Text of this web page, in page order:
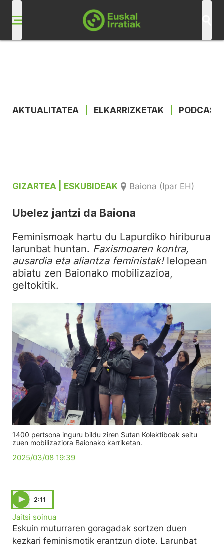
AKTUALITATEA ELKARRIZKETAK
GIZARTEA | ESKUBIDEAK Baiona (Ipar EH)
Ubelez jantzi da Baiona
Feminismoak hartu du Lapurdiko hiriburua
larunbat huntan. Faxismoaren kontra,
ausardia eta aliantza feministak! lelopean
abiatu zen Baionako mobilizazioa,
geltokitik.
1400 pertsona inguru bildu ziren Sutan Kolektiboak seitu
zuen mobilizaziora Baionako karriketan.
2025/03/08 19:39
2:11
Jaitsi soinua
Eskuin muturraren goragadak sortzen duen
kezkari feminismotik erantzun diote. Larunbat